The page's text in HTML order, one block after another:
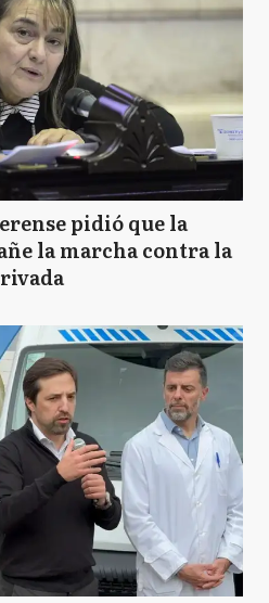
pidió que la
la marcha contra la